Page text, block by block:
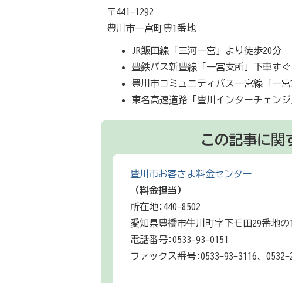
〒441-1292
豊川市一宮町豊1番地
JR飯田線「三河一宮」より徒歩20分
豊鉄バス新豊線「一宮支所」下車すぐ
豊川市コミュニティバス一宮線「一
東名高速道路「豊川インターチェン
この記事に関
豊川市お客さま料金センター
（料金担当）
所在地:440-8502
愛知県豊橋市牛川町字下モ田29番地の1
電話番号:0533-93-0151
ファックス番号:0533-93-3116、0532-